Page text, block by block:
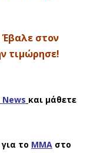
Έβαλε στον
τιμώρησε!
και μάθετε
το ΜΜΑ στο